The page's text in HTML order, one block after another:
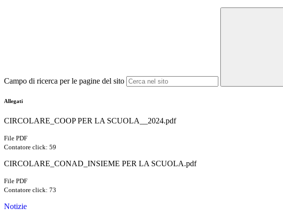
Campo di ricerca per le pagine del sito
Allegati
CIRCOLARE_COOP PER LA SCUOLA__2024.pdf
File PDF
Contatore click: 59
CIRCOLARE_CONAD_INSIEME PER LA SCUOLA.pdf
File PDF
Contatore click: 73
Notizie